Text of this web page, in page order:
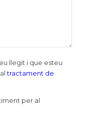
llegit i que esteu
tractament de
per al